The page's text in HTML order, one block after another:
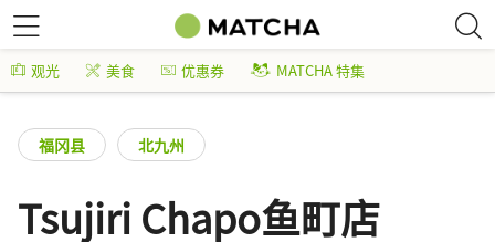
观光 美食 优惠券 MATCHA 特集
福冈县 北九州
Tsujiri Chapo鱼町店